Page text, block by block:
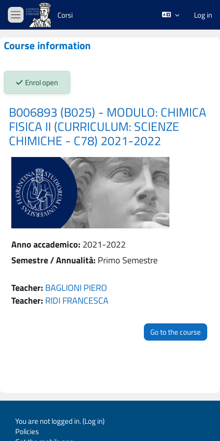
Skip to main content
Side panel
Corsi Log in
Course information
Stato iscrizioni:
Enrol open
B006893 (B025) - MODULO: CHIMICA
FISICA II (CURRICULUM: SCIENZE
CHIMICHE - C78) 2021-2022
Anno accademico: 2021-2022
Semestre / Annualità: Primo Semestre
Teacher: BAGLIONI PIERO
Teacher: RIDI FRANCESCA
Go to the course
You are not logged in. (Log in)
Policies